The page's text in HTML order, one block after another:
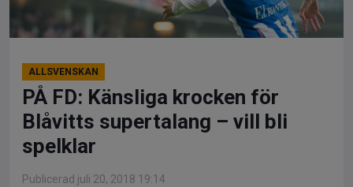
ALLSVENSKAN
PÅ FD: Känsliga krocken för
Blåvitts supertalang – vill bli
spelklar
Publicerad juli 20, 2018 19:14